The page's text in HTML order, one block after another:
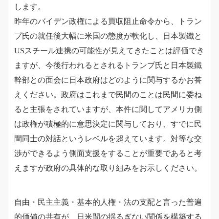
します。
昨年のバイデン政権による買収阻止命令から、トラン
プ氏の就任後大幅に米国の態度が軟化し、日本製鐵と
USスチール連携の可能性が見えてきたことは評価でき
ますが、 今後行われるとされるトランプ氏と日本製鐵
幹部との面会に日本政府はどのように関与するかお答
えください。 政府はこれまで民間のことは民間に委ね
ると主張をされていますが、本件に関してアメリカ側
は政権が積極的に意思決定に関与しており、すでに民
間同士の対話というレベルを超えています。対等な交
渉ができるよう側面支援をすることが重要であると考
えますが政府の具体的な取り組みをお示しください。
自由・民主主義・基本的人権・法の支配と言った普遍
的価値の共有が、日米間の揺るぎない関係を構築する